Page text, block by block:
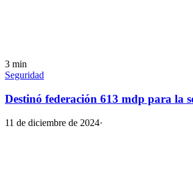
3 min
Seguridad
Destinó federación 613 mdp para la
11 de diciembre de 2024·